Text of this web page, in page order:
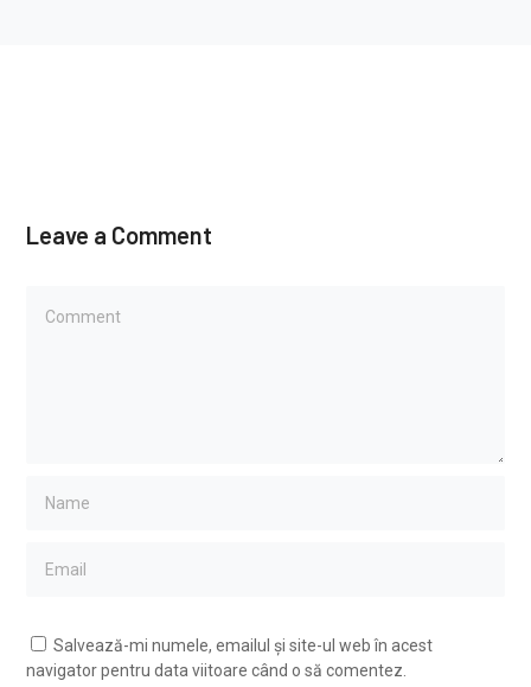
Leave a Comment
Salvează-mi numele, emailul și site-ul web în acest
navigator pentru data viitoare când o să comentez.